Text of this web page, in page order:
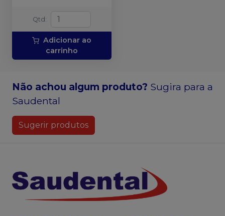
Qtd :
Adicionar ao
carrinho
Não achou algum produto? Sugira para a
Saudental
Sugerir produtos